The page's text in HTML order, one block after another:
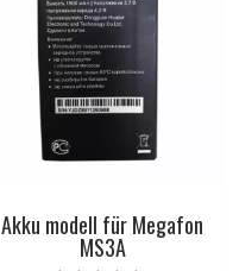
Akku modell für Megafon
MS3A